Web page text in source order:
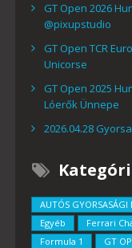
GT Open 2026
@pixupstudio
GT Open TCR
Unicorse
GT Open 2025
Lóerők Ünnepe
2026.04.28
AUTÓS
Egyéb
Ferrari
Formula 1
GT